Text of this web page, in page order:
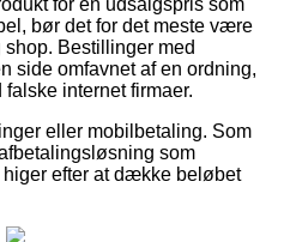
bør det for det meste være
Bestillinger med
side omfavnet af en ordning,
internet firmaer.
eller mobilbetaling. Som
som
efter at dække beløbet